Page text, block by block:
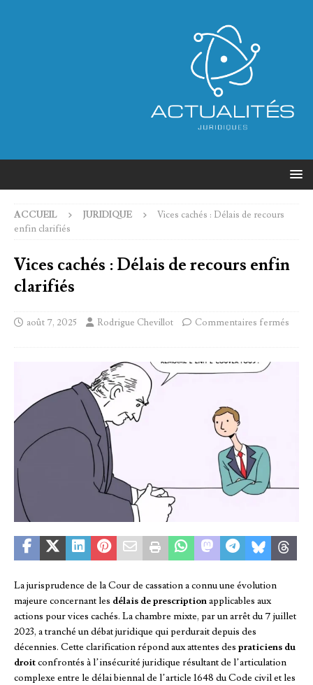
ACCUEIL JURIDIQUE
Vices cachés : Délais de recours
enfin clarifiés
Vices cachés : Délais de recours enfin
clarifiés
août 7, 2025 Rodrigue Chevillot Commentaires fermés
La jurisprudence de la Cour de cassation a connu une évolution
majeure concernant les délais de prescriptionapplicables aux
actions pour vices cachés. La chambre mixte, par un arrêt du 7 juillet
2023, a tranché un débat juridique qui perdurait depuis des
décennies. Cette clarification répond aux attentes des praticiens du
droitconfrontés à l’insécurité juridique résultant de l’articulation
complexe entre le délai biennal de l’article 1648 du Code civil et les